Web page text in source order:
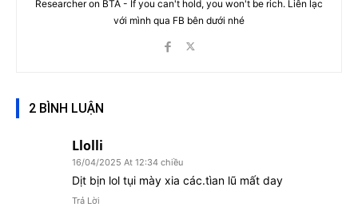
Researcher on BTA - If you can't hold, you won't be rich. Liên lạc
với mình qua FB bên dưới nhé
2 BÌNH LUẬN
Llolli
16/04/2025 At 12:34 chiều
Dịt bịn lol tụi mày xia các.tìan lũ mất day
Trả Lời